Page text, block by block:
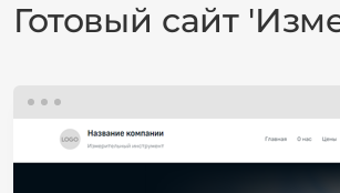
Готовый сайт